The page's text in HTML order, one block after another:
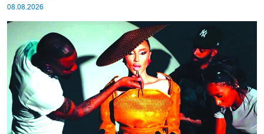
08.08.2026